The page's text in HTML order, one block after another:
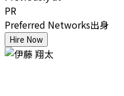
PR
Preferred Networks出身
Hire Now